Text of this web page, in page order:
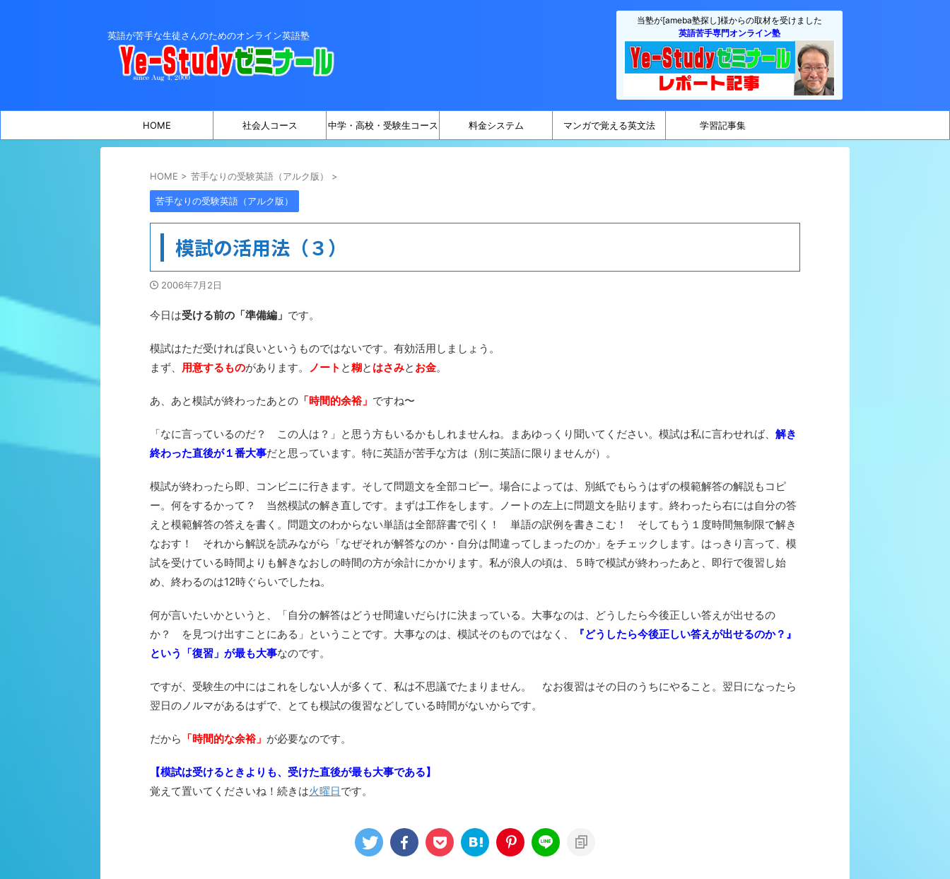
英語が苦手な生徒さんのためのオンライン英語塾
当塾が[ameba塾探し]様からの取材を受けました
英語苦手専門オンライン塾
HOME 社会人コース 中学・高校・受験生コース 料金システム マンガで覚える英文法 学習記事集
HOME > 苦手なりの受験英語（アルク版） >
苦手なりの受験英語（アルク版）
模試の活用法（３）
2006年7月2日
今日は受ける前の「準備編」 です。
模試はただ受ければ良いというものではないです。有効活用しましょう。
まず、 用意するものがあります。 ノート と糊と はさみと お金。
あ、あと模試が終わったあとの 「時間的余裕」 ですね〜
「なに言っているのだ？ この人は？」と思う方もいるかもしれませんね。まあゆっくり聞いてください。模試は私に言わせれば、 解き
終わった直後が１番大事だと思っています。特に英語が苦手な方は（別に英語に限りませんが）。
模試が終わったら即、コンビニに行きます。そして問題文を全部コピー。場合によっては、別紙でもらうはずの模範解答の解説もコピ
ー。何をするかって？ 当然模試の解き直しです。まずは工作をします。ノートの左上に問題文を貼ります。終わったら右には自分の答
えと模範解答の答えを書く。問題文のわからない単語は全部辞書で引く！ 単語の訳例を書きこむ！ そしてもう１度時間無制限で解き
なおす！ それから解説を読みながら「なぜそれが解答なのか・自分は間違ってしまったのか」をチェックします。はっきり言って、模
試を受けている時間よりも解きなおしの時間の方が余計にかかります。私が浪人の頃は、５時で模試が終わったあと、即行で復習し始
め、終わるのは12時ぐらいでしたね。
何が言いたいかというと、「自分の解答はどうせ間違いだらけに決まっている。大事なのは、どうしたら今後正しい答えが出せるの
か？ を見つけ出すことにある」ということです。大事なのは、模試そのものではなく、
『どうしたら今後正しい答えが出せるのか？』
という「復習」が最も大事なのです。
ですが、受験生の中にはこれをしない人が多くて、私は不思議でたまりません。 なお復習はその日のうちにやること。翌日になったら
翌日のノルマがあるはずで、とても模試の復習などしている時間がないからです。
だから 「時間的な余裕」 が必要なのです。
【模試は受けるときよりも、受けた直後が最も大事である】
覚えて置いてくださいね！続きは火曜日です。